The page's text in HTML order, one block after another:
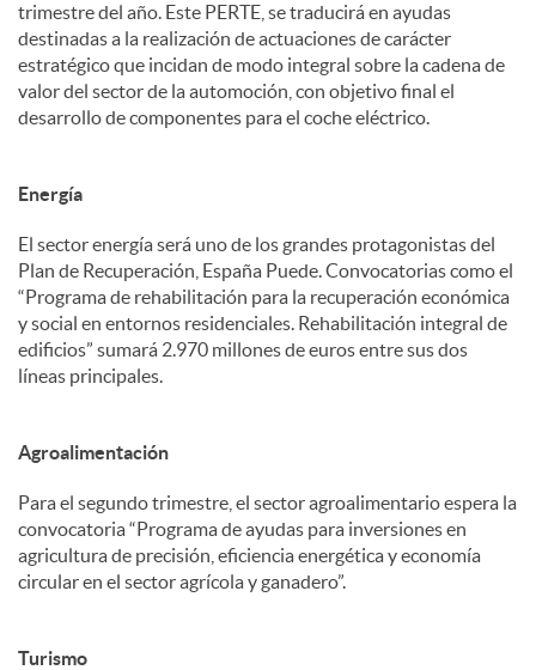
trimestre del año. Este PERTE, se traducirá en ayudas
destinadas a la realización de actuaciones de carácter
estratégico que incidan de modo integral sobre la cadena de
valor del sector de la automoción, con objetivo final el
desarrollo de componentes para el coche eléctrico.
Energía
El sector energía será uno de los grandes protagonistas del
Plan de Recuperación, España Puede. Convocatorias como el
“Programa de rehabilitación para la recuperación económica
y social en entornos residenciales. Rehabilitación integral de
edificios” sumará 2.970 millones de euros entre sus dos
líneas principales.
Agroalimentación
Para el segundo trimestre, el sector agroalimentario espera la
convocatoria “Programa de ayudas para inversiones en
agricultura de precisión, eficiencia energética y economía
circular en el sector agrícola y ganadero”.
Turismo